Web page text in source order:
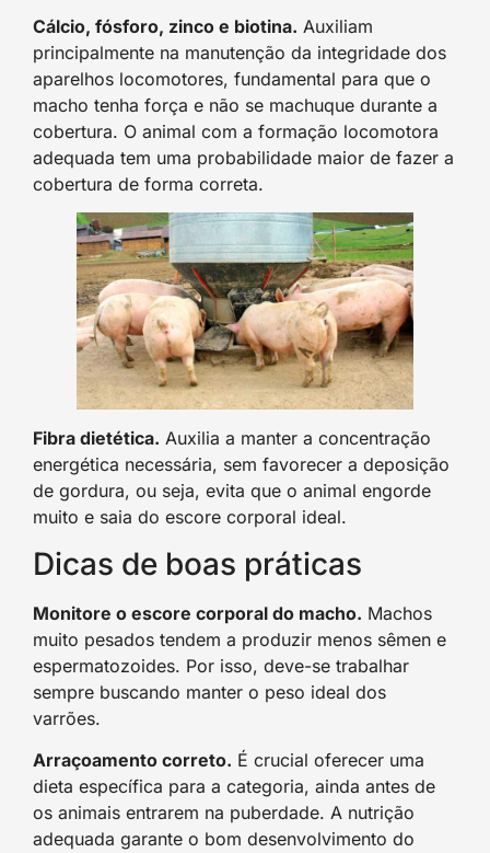
Cálcio, fósforo, zinco e biotina. Auxiliam
principalmente na manutenção da integridade dos
aparelhos locomotores, fundamental para que o
macho tenha força e não se machuque durante a
cobertura. O animal com a formação locomotora
adequada tem uma probabilidade maior de fazer a
cobertura de forma correta.
Fibra dietética. Auxilia a manter a concentração
energética necessária, sem favorecer a deposição
de gordura, ou seja, evita que o animal engorde
muito e saia do escore corporal ideal.
Dicas de boas práticas
Monitore o escore corporal do macho. Machos
muito pesados tendem a produzir menos sêmen e
espermatozoides. Por isso, deve-se trabalhar
sempre buscando manter o peso ideal dos
varrões.
Arraçoamento correto. É crucial oferecer uma
dieta específica para a categoria, ainda antes de
os animais entrarem na puberdade. A nutrição
adequada garante o bom desenvolvimento do